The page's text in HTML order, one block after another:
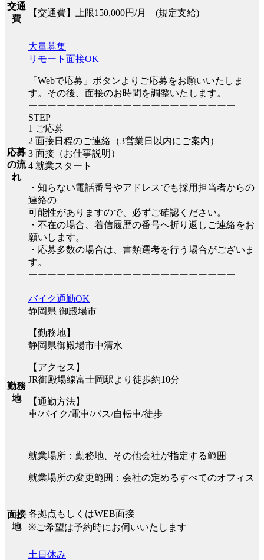
交通
費
【交通費】上限150,000円/月 (規定支給)
応募
の流
れ
大量募集
リモート面接OK
「Webで応募」ボタンよりご応募をお願いいたしま
す。その後、面接のお時間を調整いたします。
ーーーーーーーーーーーーーーーーーーーーーー
STEP
1 ご応募
2 面接日程のご連絡（3営業日以内にご案内）
3 面接（お仕事説明）
4 就業スタート
・知らない電話番号やアドレスでも採用担当者からの
連絡の
可能性がありますので、必ずご確認ください。
・不在の場合、着信履歴の番号へ折り返しご連絡をお
願いします。
・応募多数の場合は、書類選考を行う場合がございま
す。
ーーーーーーーーーーーーーーーーーーーーーー
勤務
地
バイク通勤OK
静岡県 御殿場市
【勤務地】
静岡県御殿場市中清水
【アクセス】
JR御殿場線富士岡駅より徒歩約10分
【通勤方法】
車/バイク/電車/バス/自転車/徒歩
就業場所：勤務地、その他会社が指定する範囲
就業場所の変更範囲：会社の定めるすべてのオフィス
面接
地
各拠点もしくはWEB面接
※ご希望は予約時にお伺いいたします
土日休み